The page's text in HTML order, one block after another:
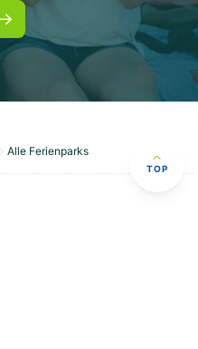
Alle Ferienparks
TOP